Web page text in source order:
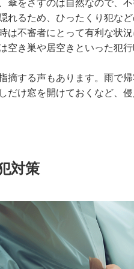
傘をさすのは自然なので、
れるため、ひったくり犯な
は不審者にとって有利な状
空き巣や居空きといった犯
摘する声もあります。雨で
だけ窓を開けておくなど、
対策